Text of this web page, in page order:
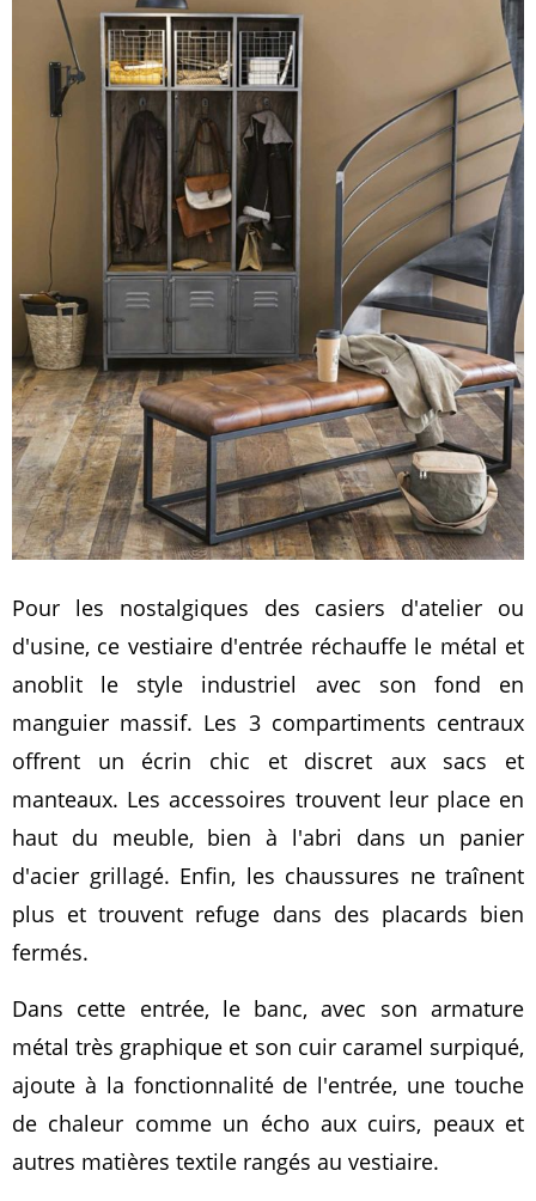
Pour les nostalgiques des casiers d'atelier ou
d'usine, ce vestiaire d'entrée réchauffe le métal et
anoblit le style industriel avec son fond en
manguier massif. Les 3 compartiments centraux
offrent un écrin chic et discret aux sacs et
manteaux. Les accessoires trouvent leur place en
haut du meuble, bien à l'abri dans un panier
d'acier grillagé. Enfin, les chaussures ne traînent
plus et trouvent refuge dans des placards bien
fermés.
Dans cette entrée, le banc, avec son armature
métal très graphique et son cuir caramel surpiqué,
ajoute à la fonctionnalité de l'entrée, une touche
de chaleur comme un écho aux cuirs, peaux et
autres matières textile rangés au vestiaire.